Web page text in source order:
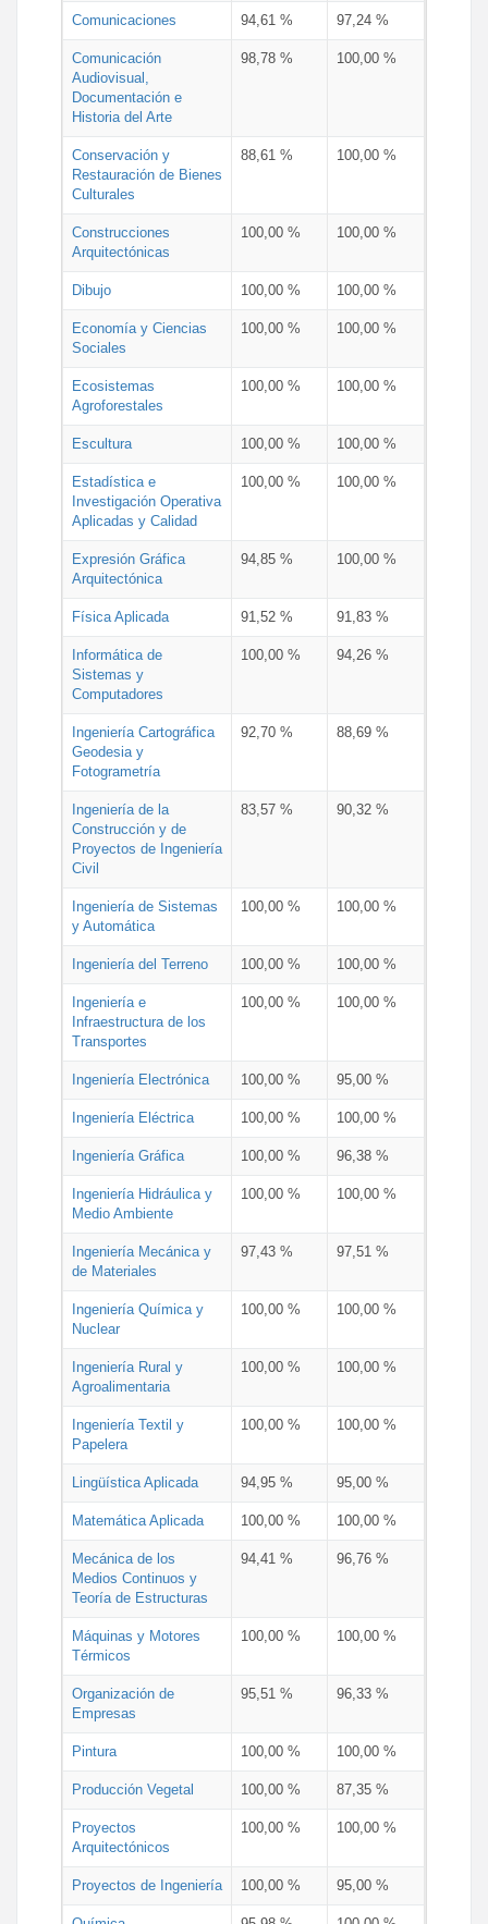
Comunicaciones 94,61 % 97,24 %
Comunicación
Audiovisual,
Documentación e
Historia del Arte
98,78 % 100,00 %
Conservación y
Restauración de Bienes
Culturales
88,61 % 100,00 %
Construcciones
Arquitectónicas
100,00 % 100,00 %
Dibujo 100,00 % 100,00 %
Economía y Ciencias
Sociales
100,00 % 100,00 %
Ecosistemas
Agroforestales
100,00 % 100,00 %
Escultura 100,00 % 100,00 %
Estadística e
Investigación Operativa
Aplicadas y Calidad
100,00 % 100,00 %
Expresión Gráfica
Arquitectónica
94,85 % 100,00 %
Física Aplicada 91,52 % 91,83 %
Informática de
Sistemas y
Computadores
100,00 % 94,26 %
Ingeniería Cartográfica
Geodesia y
Fotogrametría
92,70 % 88,69 %
Ingeniería de la
Construcción y de
Proyectos de Ingeniería
Civil
83,57 % 90,32 %
Ingeniería de Sistemas
y Automática
100,00 % 100,00 %
Ingeniería del Terreno 100,00 % 100,00 %
Ingeniería e
Infraestructura de los
Transportes
100,00 % 100,00 %
Ingeniería Electrónica 100,00 % 95,00 %
Ingeniería Eléctrica 100,00 % 100,00 %
Ingeniería Gráfica 100,00 % 96,38 %
Ingeniería Hidráulica y
Medio Ambiente
100,00 % 100,00 %
Ingeniería Mecánica y
de Materiales
97,43 % 97,51 %
Ingeniería Química y
Nuclear
100,00 % 100,00 %
Ingeniería Rural y
Agroalimentaria
100,00 % 100,00 %
Ingeniería Textil y
Papelera
100,00 % 100,00 %
Lingüística Aplicada 94,95 % 95,00 %
Matemática Aplicada 100,00 % 100,00 %
Mecánica de los
Medios Continuos y
Teoría de Estructuras
94,41 % 96,76 %
Máquinas y Motores
Térmicos
100,00 % 100,00 %
Organización de
Empresas
95,51 % 96,33 %
Pintura 100,00 % 100,00 %
Producción Vegetal 100,00 % 87,35 %
Proyectos
Arquitectónicos
100,00 % 100,00 %
Proyectos de Ingeniería 100,00 % 95,00 %